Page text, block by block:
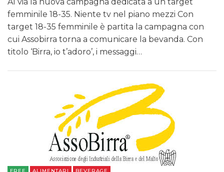
Al via la nuova campagna dedicata a un target
femminile 18-35. Niente tv nel piano mezzi Con
target 18-35 femminile è partita la campagna con
cui Assobirra torna a comunicare la bevanda. Con
titolo ‘Birra, io t’adoro’, i messaggi…